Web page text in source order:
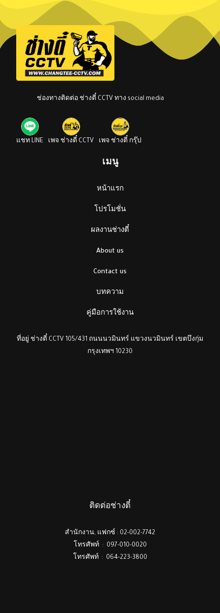
ช่องทางติดต่อ ช่างตี๋ CCTV ทาง social media
แชท LINE เพจ ช่างตี๋ CCTV เพจ ช่างตี๋ กรุ๊ป
เมนู
หน้าแรก
โปรโมชั่น
ผลงานช่างตี๋
About us
Contact us
บทความ
คู่มือการใช้งาน
ที่อยู่ ช่างตี๋ CCTV 105/431 ถนนนวมินทร์ แขวงนวมินทร์ เขตบึงกุ่ม
กรุงเทพฯ 10230
ติดต่อช่างตี๋
สำนักงาน, แฟกซ์ : 02-002-7742
โทรศัพท์ : 097-010-0020
โทรศัพท์ : 064-223-3800